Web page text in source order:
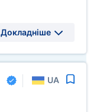
Докладніше
UA